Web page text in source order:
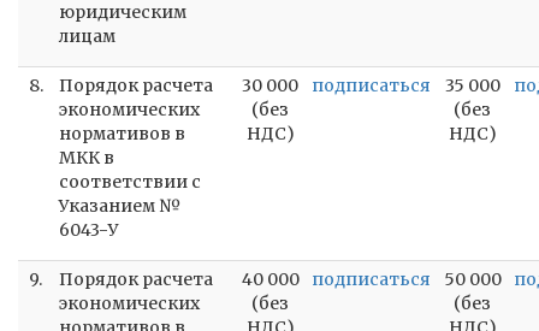
юридическим
лицам
8.
Порядок расчета
экономических
нормативов в
МКК в
соответствии с
Указанием №
6043-У
30 000
(без
НДС)
подписаться
35 000
(без
НДС)
9.
Порядок расчета
экономических
40 000
(без
подписаться
50 000
(без